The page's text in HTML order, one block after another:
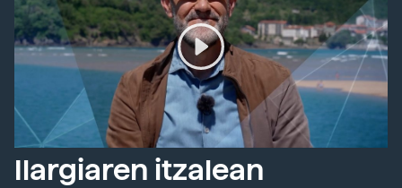
Ilargiaren itzalean